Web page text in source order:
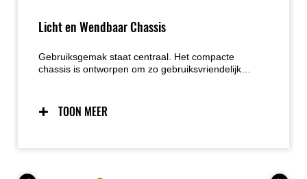
Licht en Wendbaar Chassis
Gebruiksgemak staat centraal. Het compacte
chassis is ontworpen om zo gebruiksvriendelijk
voorspelbaar stuurgedrag, een uitstekend gevoel en
veel vertrouwen voor een brede groep rijders. De
TOON MEER